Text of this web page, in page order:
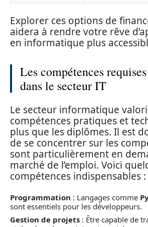
Explorer ces options de
aidera à rendre votre rêve
en informatique plus
Les compétences
dans le secteur IT
Le secteur informatique
compétences pratiques et
plus que les diplômes. Il est
de se concentrer sur les
sont particulièrement en
marché de l’emploi. Voici
compétences indispensables :
Programmation : Langages comme
sont essentiels pour les développeurs.
Gestion de projets : Être capable de